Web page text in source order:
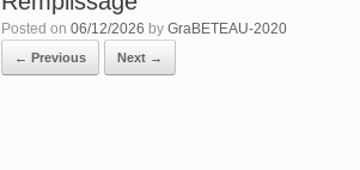
Posted on 06/12/2026 by GraBETEAU-2020
← Previous Next →